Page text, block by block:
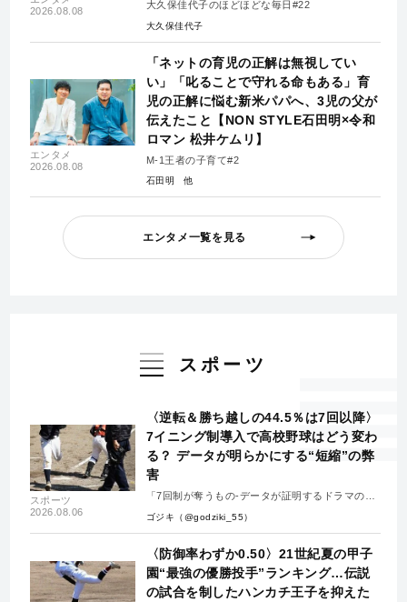
2026.08.08
大久保佳代子のほどほどな毎日#22
大久保佳代子
エンタメ
2026.08.08
「ネットの育児の正解は無視してい
い」「叱ることで守れる命もある」育
児の正解に悩む新米パパへ、3児の父が
伝えたこと【NON STYLE石田明×令和
ロマン 松井ケムリ】
M-1王者の子育て#2
石田明
エンタメ一覧を見る
スポーツ
スポーツ
2026.08.06
〈逆転＆勝ち越しの44.5％は7回以降〉
7イニング制導入で高校野球はどう変わ
る？ データが明らかにする“短縮”の弊
害
「7回制が奪うもの-データが証明するドラマの消
失-」
ゴジキ（@godziki_55）
〈防御率わずか0.50〉21世紀夏の甲子
園“最強の優勝投手”ランキング…伝説
の試合を制したハンカチ王子を抑えた